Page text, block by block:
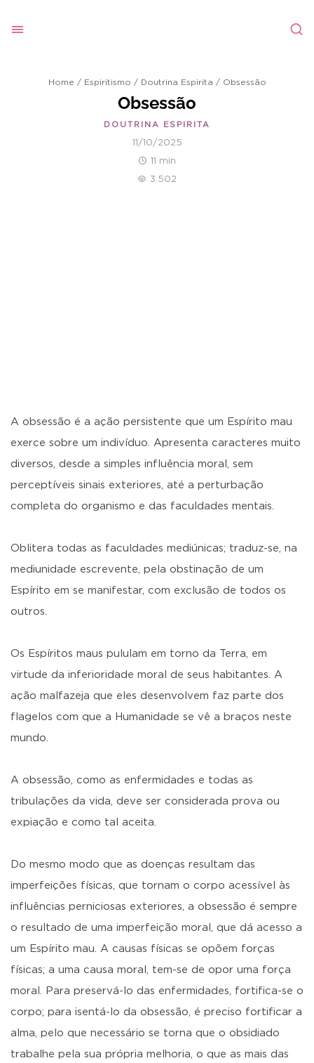
Home / Espiritismo / Doutrina Espirita / Obsessão
Obsessão
DOUTRINA ESPIRITA
11/10/2025
11 min
3.502
A obsessão é a ação persistente que um Espírito mau
exerce sobre um indivíduo. Apresenta caracteres muito
diversos, desde a simples influência moral, sem
perceptíveis sinais exteriores, até a perturbação
completa do organismo e das faculdades mentais.
Oblitera todas as faculdades mediúnicas; traduz-se, na
mediunidade escrevente, pela obstinação de um
Espírito em se manifestar, com exclusão de todos os
outros.
Os Espíritos maus pululam em torno da Terra, em
virtude da inferioridade moral de seus habitantes. A
ação malfazeja que eles desenvolvem faz parte dos
flagelos com que a Humanidade se vê a braços neste
mundo.
A obsessão, como as enfermidades e todas as
tribulações da vida, deve ser considerada prova ou
expiação e como tal aceita.
Do mesmo modo que as doenças resultam das
imperfeições físicas, que tornam o corpo acessível às
influências perniciosas exteriores, a obsessão é sempre
o resultado de uma imperfeição moral, que dá acesso a
um Espírito mau. A causas físicas se opõem forças
físicas; a uma causa moral, tem-se de opor uma força
moral. Para preservá-lo das enfermidades, fortifica-se o
corpo; para isentá-lo da obsessão, é preciso fortificar a
alma, pelo que necessário se torna que o obsidiado
trabalhe pela sua própria melhoria, o que as mais das